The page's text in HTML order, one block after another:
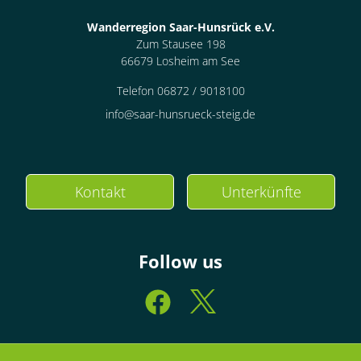
Wanderregion Saar-Hunsrück e.V.
Zum Stausee 198
66679 Losheim am See
Telefon 06872 / 9018100
info@saar-hunsrueck-steig.de
Kontakt Unterkünfte
Follow us